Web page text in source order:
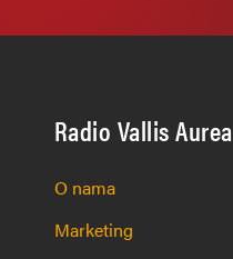
Radio Vallis Aurea
O nama
Marketing